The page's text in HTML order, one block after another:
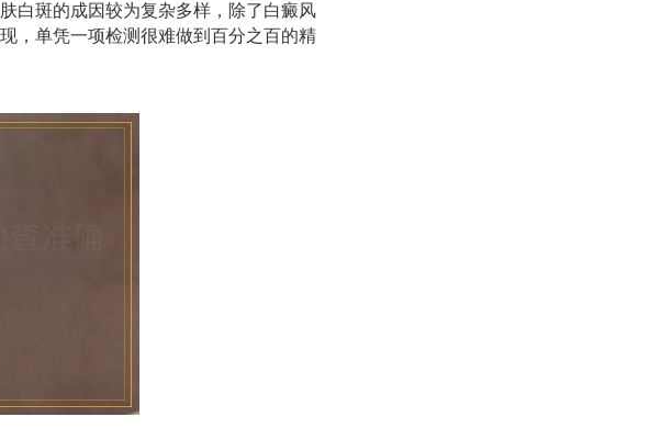
白斑的成因较为复杂多样，除了白癜风
，单凭一项检测很难做到百分之百的精